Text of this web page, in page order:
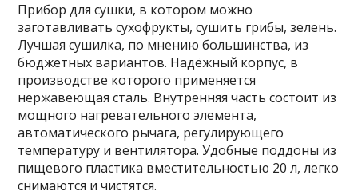
Прибор для сушки, в котором можно
заготавливать сухофрукты, сушить грибы, зелень.
Лучшая сушилка, по мнению большинства, из
бюджетных вариантов. Надёжный корпус, в
производстве которого применяется
нержавеющая сталь. Внутренняя часть состоит из
мощного нагревательного элемента,
автоматического рычага, регулирующего
температуру и вентилятора. Удобные поддоны из
пищевого пластика вместительностью 20 л, легко
снимаются и чистятся.